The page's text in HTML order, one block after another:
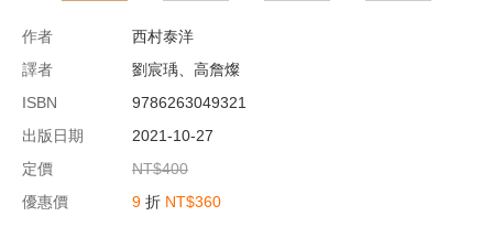
作者
西村泰洋
譯者
劉宸瑀、高詹燦
ISBN
9786263049321
出版日期
2021-10-27
定價
NT$400
優惠價
9 折 NT$360